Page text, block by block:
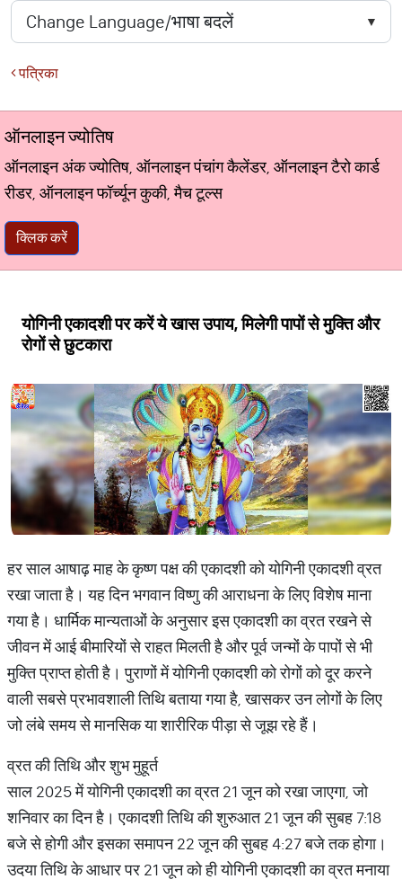
पत्रिका
ऑनलाइन ज्योतिष
ऑनलाइन अंक ज्योतिष, ऑनलाइन पंचांग कैलेंडर, ऑनलाइन टैरो कार्ड
रीडर, ऑनलाइन फॉर्च्यून कुकी, मैच टूल्स
क्लिक करें
योगिनी एकादशी पर करें ये खास उपाय, मिलेगी पापों से मुक्ति और
रोगों से छुटकारा
हर साल आषाढ़ माह के कृष्ण पक्ष की एकादशी को योगिनी एकादशी व्रत
रखा जाता है। यह दिन भगवान विष्णु की आराधना के लिए विशेष माना
गया है। धार्मिक मान्यताओं के अनुसार इस एकादशी का व्रत रखने से
जीवन में आई बीमारियों से राहत मिलती है और पूर्व जन्मों के पापों से भी
मुक्ति प्राप्त होती है। पुराणों में योगिनी एकादशी को रोगों को दूर करने
वाली सबसे प्रभावशाली तिथि बताया गया है, खासकर उन लोगों के लिए
जो लंबे समय से मानसिक या शारीरिक पीड़ा से जूझ रहे हैं।
व्रत की तिथि और शुभ मुहूर्त
साल 2025 में योगिनी एकादशी का व्रत 21 जून को रखा जाएगा, जो
शनिवार का दिन है। एकादशी तिथि की शुरुआत 21 जून की सुबह 7:18
बजे से होगी और इसका समापन 22 जून की सुबह 4:27 बजे तक होगा।
उदया तिथि के आधार पर 21 जून को ही योगिनी एकादशी का व्रत मनाया